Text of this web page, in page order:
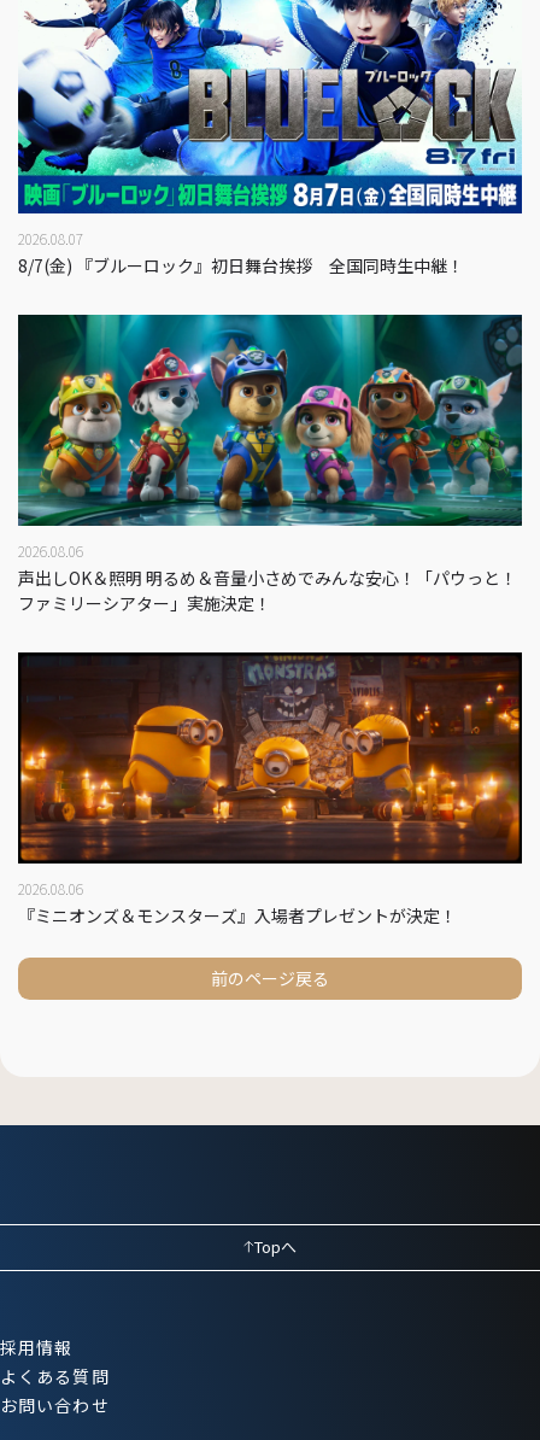
2026.08.07
8/7(金) 『ブルーロック』初日舞台挨拶 全国同時生中継！
2026.08.06
声出しOK＆照明 明るめ＆音量小さめでみんな安心！「パウっと！
ファミリーシアター」実施決定！
2026.08.06
『ミニオンズ＆モンスターズ』入場者プレゼントが決定！
前のページ戻る
Topへ
採用情報
よくある質問
お問い合わせ